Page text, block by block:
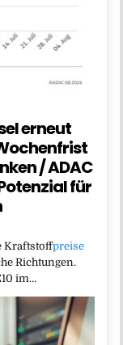
erneut
/ ADAC
für
Kraftstoffpreise
Richtungen.
im…